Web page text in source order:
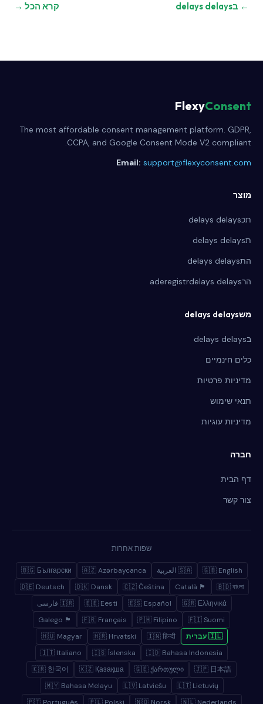
← בdelays delays קרא הכל →
FlexyConsent
The most affordable consent management platform. GDPR,
CCPA, and Google Consent Mode V2 compliant.
Email: support@flexyconsent.com
מוצר
תכdelays delays
תdelays delays
התdelays delays
הרaderegistrdelays delays
משdelays delays
בdelays delays
כלים חינמיים
מדיניות פרטיות
תנאי שימוש
מדיניות עוגיות
חברה
דף הבית
צור קשר
שפות אחרות
🇬🇧 English 🇸🇦 العربية 🇦🇿 Azərbaycanca
🇧🇬 Български
🇧🇩 বাংলা
🏴 Català
🇨🇿 Čeština
🇩🇰 Dansk
🇩🇪 Deutsch
🇬🇷 Ελληνικά
🇪🇸 Español
🇪🇪 Eesti
🇮🇷 فارسی
🇫🇮 Suomi
🇵🇭 Filipino
🇫🇷 Français
🏴 Galego
🇮🇱 עברית
🇮🇳 हिन्दी
🇭🇷 Hrvatski
🇭🇺 Magyar
🇮🇩 Bahasa Indonesia
🇮🇸 Íslenska
🇮🇹 Italiano
🇯🇵 日本語
🇬🇪 ქართული
🇰🇿 Қазақша
🇰🇷 한국어
🇱🇹 Lietuvių
🇱🇻 Latviešu
🇲🇾 Bahasa Melayu